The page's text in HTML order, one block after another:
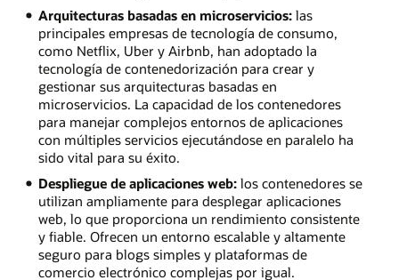
Arquitecturas basadas en microservicios:las
principales empresas de tecnología de consumo,
como Netflix, Uber y Airbnb, han adoptado la
tecnología de contenedorización para crear y
gestionar sus arquitecturas basadas en
microservicios. La capacidad de los contenedores
para manejar complejos entornos de aplicaciones
con múltiples servicios ejecutándose en paralelo ha
sido vital para su éxito.
Despliegue de aplicaciones web:los contenedores se
utilizan ampliamente para desplegar aplicaciones
web, lo que proporciona un rendimiento consistente
y fiable. Ofrecen un entorno escalable y altamente
seguro para blogs simples y plataformas de
comercio electrónico complejas por igual.